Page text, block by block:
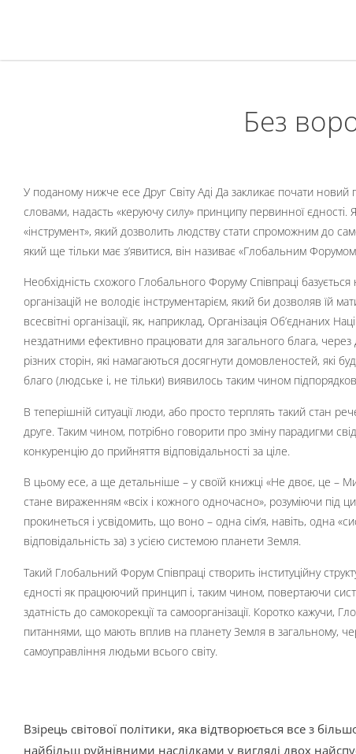
Без
У поданому нижче есе Друг Світу Аді Да закликає почати
словами, надасть «керуючу силу» принципу первинної
«інструмент», який дозволить людству стати спроможним до
який ще тільки має з’явитися, він називає «Глобальним Форумом
Необхідність схожого Глобального Форуму Співпраці
організацій не володіє інструментарієм, який би дозволяв їй
всесвітні організації, як, наприклад, Організація Об’єднаних
нездатними ефективно працювати для загального блага,
різних сторін, які намагаються досягнути домовленостей, які
благо (людське і, не тільки) виявилось таким чином
В теперішній ситуації люди, або просто терплять такий стан
друге. Таким чином, потрібно говорити про зміну парадигми
конкуренцію до прийняття відповідальності за ціле.
В цьому есе, а ще детальніше – у своїй книжці «Не двоє, це –
стане вираженням «всіх і кожного одночасно», розуміючи під
прокинеться і усвідомить, що воно – одна сім’я, навіть, одна
відповідальність за) з усією системою планети Земля.
Такий Глобальний Форум Співпраці створить інституційну
єдності як працюючий принцип і, таким чином, повертаючи
здатність до самокорекції та самоорганізації. Коротко кажучи,
питаннями, що мають вплив на планету Земля в загальному,
самоуправління людьми всього світу.
Взірець світової політики, яка відтворюється все з
найбільш руйнівними наслідками у вигляді двох